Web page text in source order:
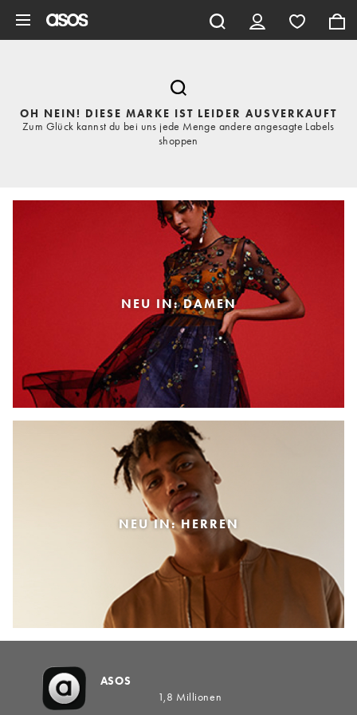
OH NEIN! DIESE MARKE IST LEIDER AUSVERKAUFT
Zum Glück kannst du bei uns jede Menge andere angesagte Labels
shoppen
NEU IN: DAMEN
NEU IN: HERREN
ASOS
1,8 Millionen